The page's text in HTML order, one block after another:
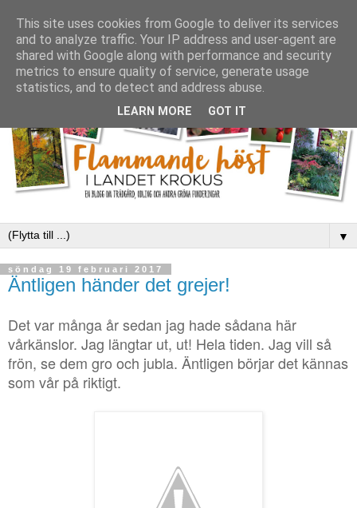
▼
söndag 19 februari 2017
Äntligen händer det grejer!
Det var många år sedan jag hade sådana här
vårkänslor. Jag längtar ut, ut! Hela tiden. Jag vill så
frön, se dem gro och jubla. Äntligen börjar det kännas
som vår på riktigt.
This site uses cookies from Google to deliver its services
and to analyze traffic. Your IP address and user-agent are
shared with Google along with performance and security
metrics to ensure quality of service, generate usage
statistics, and to detect and address abuse.
LEARN MORE GOT IT